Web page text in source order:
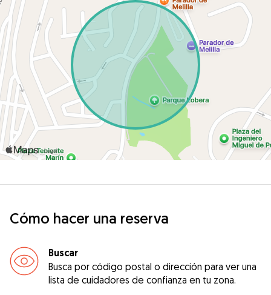
Cómo hacer una reserva
Buscar
Busca por código postal o dirección para ver una
lista de cuidadores de confianza en tu zona.